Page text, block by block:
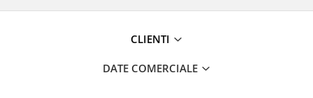
CLIENTI
DATE COMERCIALE